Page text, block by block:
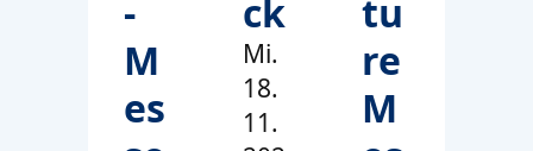
-
M
es
ck
Mi.
18.
11.
tu
re
M